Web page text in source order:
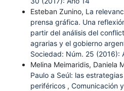
Esteban Zunino, La
prensa gráfica. Una
partir del análisis del
agrarias y el gobierno
Sociedad: Núm. 25 (2016):
Melina Meimaridis, Daniela
Paulo a Seúl: las
periféricos , Comunicación